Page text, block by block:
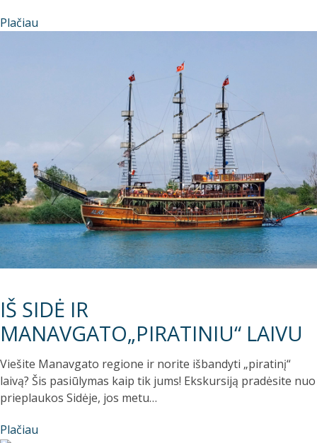
Plačiau
IŠ SIDĖ IR
MANAVGATO„PIRATINIU“ LAIVU
Viešite Manavgato regione ir norite išbandyti „piratinį“
laivą? Šis pasiūlymas kaip tik jums! Ekskursiją pradėsite nuo
prieplaukos Sidėje, jos metu…
Plačiau